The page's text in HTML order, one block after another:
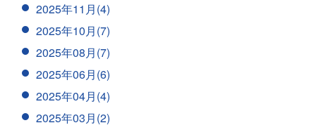
2025年11月(4)
2025年10月(7)
2025年08月(7)
2025年06月(6)
2025年04月(4)
2025年03月(2)